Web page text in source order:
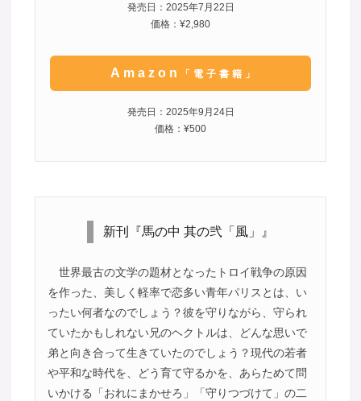
発売日：2025年7月22日
価格：¥2,980
Amazon 「電子書籍」
発売日：2025年9月24日
価格：¥500
新刊『馬の中 其の弐「風」』
世界最古の文学の題材となったトロイ戦争の原因
を作った、美しく軽率で恋多い青年パリスとは、い
ったい何者なのでしょう？彼を守りながら、守られ
ていたかもしれない兄のヘクトルは、どんな思いで
弟と向き合って生きていたのでしょう？現代の若者
や平和な時代を、どう育て守るかを、あらためて問
いかける「おれにまかせろ」「守りつづけて」の二